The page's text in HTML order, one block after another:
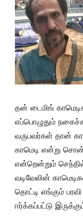
தன் டைமிங்
எப்பொழுதும்
வருபவர்கள் தான்
காமெடி என்று
என்றென்றும்
வடிவேலின்
தொட்டி எங்கும்
ஈர்க்கப்பட்டு